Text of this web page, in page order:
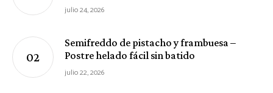
julio 24, 2026
Semifreddo de pistacho y frambuesa –
Postre helado fácil sin batido
julio 22, 2026